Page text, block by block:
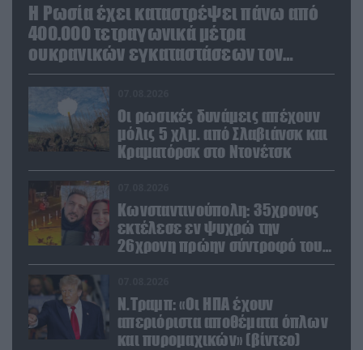
Η Ρωσία έχει καταστρέψει πάνω από
400.000 τετραγωνικά μέτρα
ουκρανικών εγκαταστάσεων τον
Ιούλιο
Οι ρωσικές δυνάμεις απέχουν
μόλις 5 χλμ. από Σλαβιάνσκ και
Κραματόρσκ στο Ντονέτσκ
Κωνσταντινούπολη: 35χρονος
εκτέλεσε εν ψυχρώ την
26χρονη πρώην σύντροφό του
έξω από φαρμακείο (βίντεο)
Ν.Τραμπ: «Οι ΗΠΑ έχουν
απεριόριστα αποθέματα όπλων
και πυρομαχικών» (βίντεο)